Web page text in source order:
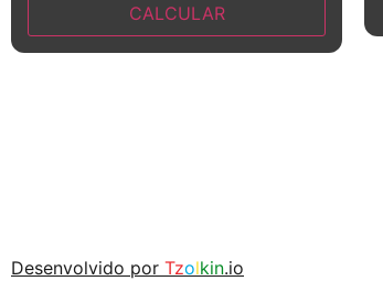
Desenvolvido por Tzolkin.io